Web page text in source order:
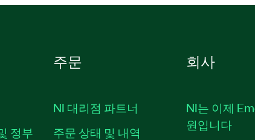
정부
주문
NI 대리점 파트너
주문 상태 및 내역
회사
NI는 이제
원입니다